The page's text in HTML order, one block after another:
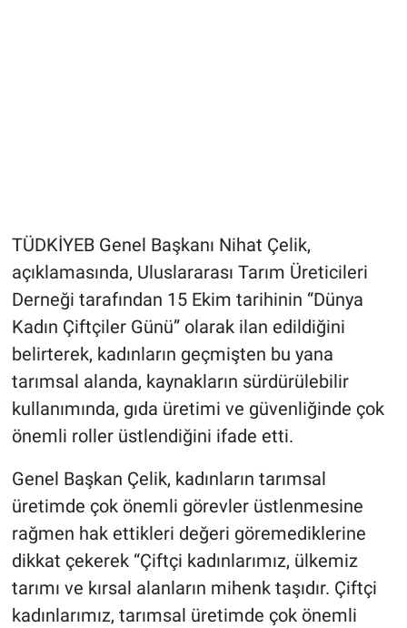
TÜDKİYEB Genel Başkanı Nihat Çelik,
açıklamasında, Uluslararası Tarım Üreticileri
Derneği tarafından 15 Ekim tarihinin “Dünya
Kadın Çiftçiler Günü” olarak ilan edildiğini
belirterek, kadınların geçmişten bu yana
tarımsal alanda, kaynakların sürdürülebilir
kullanımında, gıda üretimi ve güvenliğinde çok
önemli roller üstlendiğini ifade etti.
Genel Başkan Çelik, kadınların tarımsal
üretimde çok önemli görevler üstlenmesine
rağmen hak ettikleri değeri göremediklerine
dikkat çekerek “Çiftçi kadınlarımız, ülkemiz
tarımı ve kırsal alanların mihenk taşıdır. Çiftçi
kadınlarımız, tarımsal üretimde çok önemli